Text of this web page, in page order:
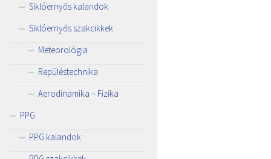
Siklóernyős kalandok
Siklóernyős szakcikkek
Meteorológia
Repüléstechnika
Aerodinamika – Fizika
PPG
PPG kalandok